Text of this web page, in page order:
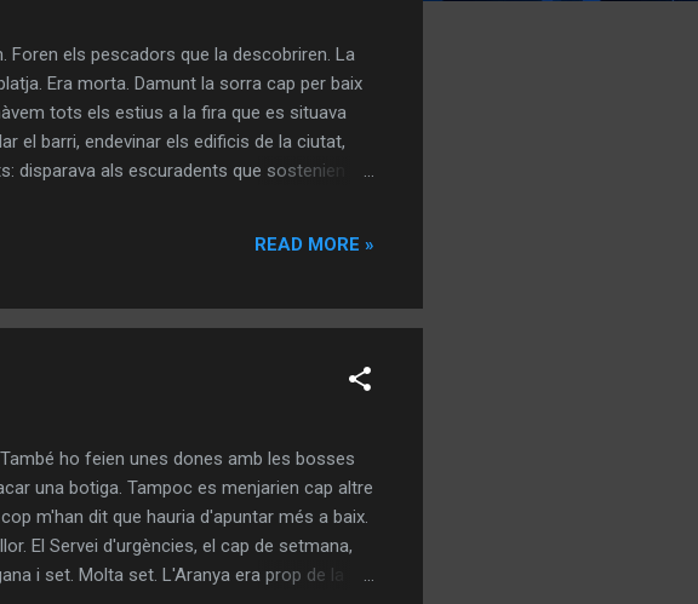
Foren els pescadors que la descobriren. La
Era morta. Damunt la sorra cap per baix
tots els estius a la fira que es situava
el barri, endevinar els edificis de la ciutat,
disparava als escuradents que sostenien
i begudes. Unes tardes preferíem els
READ MORE »
ho feien unes dones amb les bosses
una botiga. Tampoc es menjarien cap altre
m'han dit que hauria d'apuntar més a baix.
El Servei d'urgències, el cap de setmana,
i set. Molta set. L'Aranya era prop de la